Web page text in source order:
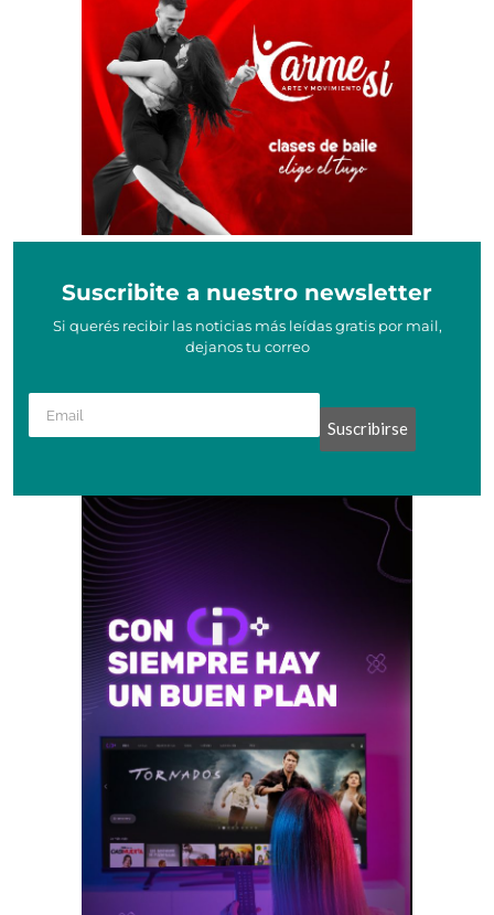
Suscribite a nuestro newsletter
Si querés recibir las noticias más leídas gratis por mail,
dejanos tu correo
Suscribirse